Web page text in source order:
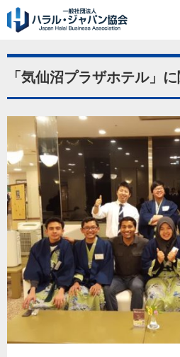
「気仙沼プラザホテル」